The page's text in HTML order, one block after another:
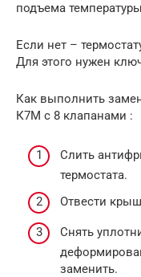
подъема
Если нет –
Для этого нужен
Как выполнить
К7М с 8 клапанами :
Слить
термостата.
Отвести
Снять
заменить.